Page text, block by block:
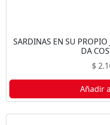
SARDINAS EN SU
DA
$
Añadir